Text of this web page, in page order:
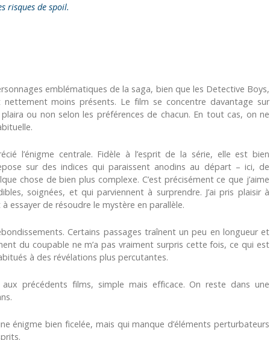
risques de spoil.
emblématiques de la saga, bien que les Detective Boys,
moins présents. Le film se concentre davantage sur
ou non selon les préférences de chacun. En tout cas, on ne
l’énigme centrale. Fidèle à l’esprit de la série, elle est bien
sur des indices qui paraissent anodins au départ – ici, de
chose de bien plus complexe. C’est précisément ce que j’aime
soignées, et qui parviennent à surprendre. J’ai pris plaisir à
essayer de résoudre le mystère en parallèle.
Certains passages traînent un peu en longueur et
du coupable ne m’a pas vraiment surpris cette fois, ce qui est
à des révélations plus percutantes.
précédents films, simple mais efficace. On reste dans une
énigme bien ficelée, mais qui manque d’éléments perturbateurs